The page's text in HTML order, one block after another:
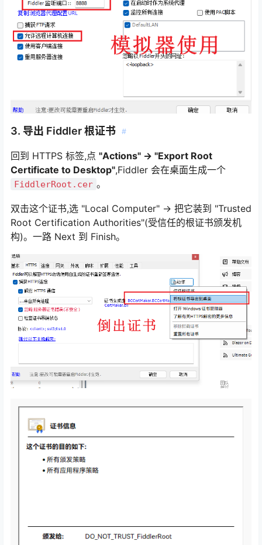
3. 导出 Fiddler 根证书 #
回到 HTTPS 标签,点 "Actions" → "Export Root
Certificate to Desktop",Fiddler 会在桌面生成一个
FiddlerRoot.cer 。
双击这个证书,选 "Local Computer" → 把它装到 "Trusted
Root Certification Authorities"(受信任的根证书颁发机
构)。一路 Next 到 Finish。